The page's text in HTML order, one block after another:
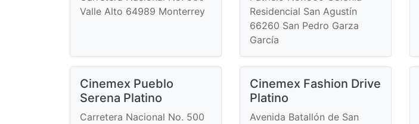
Valle Alto 64989 Monterrey
Residencial San Agustín
66260 San Pedro Garza
García
Cinemex Pueblo
Serena Platino
Carretera Nacional No. 500
Cinemex Fashion Drive
Platino
Avenida Batallón de San